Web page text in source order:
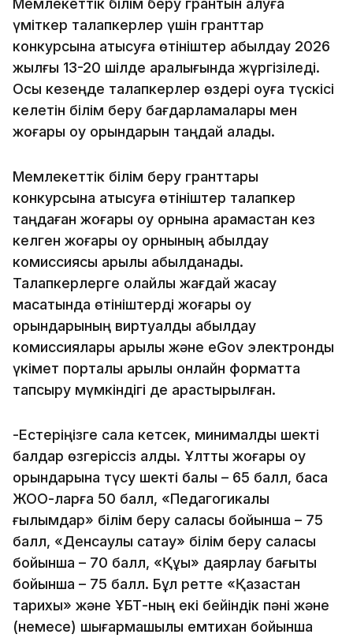
Мемлекеттік білім беру грантын алуға
үміткер талапкерлер үшін гранттар
конкурсына қатысуға өтініштер қабылдау 2026
жылғы 13-20 шілде аралығында жүргізіледі.
Осы кезеңде талапкерлер өздері оқуға түскісі
келетін білім беру бағдарламалары мен
жоғары оқу орындарын таңдай алады.
Мемлекеттік білім беру гранттары
конкурсына қатысуға өтініштер талапкер
таңдаған жоғары оқу орнына қарамастан кез
келген жоғары оқу орнының қабылдау
комиссиясы арқылы қабылданады.
Талапкерлерге қолайлы жағдай жасау
мақсатында өтініштерді жоғары оқу
орындарының виртуалды қабылдау
комиссиялары арқылы және eGov электрондық
үкімет порталы арқылы онлайн форматта
тапсыру мүмкіндігі де қарастырылған.
-Естеріңізге сала кетсек, минималды шекті
балдар өзгеріссіз қалды. Ұлттық жоғары оқу
орындарына түсу шекті балы – 65 балл, басқа
ЖОО-ларға 50 балл, «Педагогикалық
ғылымдар» білім беру саласы бойынша – 75
балл, «Денсаулық сақтау» білім беру саласы
бойынша – 70 балл, «Құқық» даярлау бағыты
бойынша – 75 балл. Бұл ретте «Қазақстан
тарихы» және ҰБТ-ның екі бейіндік пәні және
(немесе) шығармашылық емтихан бойынша